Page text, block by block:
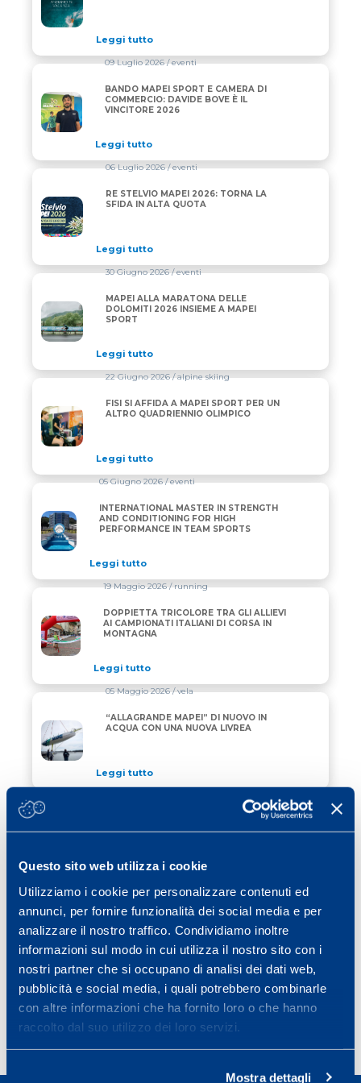
Questo sito web utilizza i cookie
Utilizziamo i cookie per personalizzare contenuti ed
annunci, per fornire funzionalità dei social media e per
analizzare il nostro traffico. Condividiamo inoltre
informazioni sul modo in cui utilizza il nostro sito con i
nostri partner che si occupano di analisi dei dati web,
pubblicità e social media, i quali potrebbero combinarle
con altre informazioni che ha fornito loro o che hanno
raccolto dal suo utilizzo dei loro servizi.
Mostra dettagli
Leggi tutto
BANDO MAPEI SPORT E CAMERA DI COMMERCIO:
09 Luglio 2026/ eventi
BANDO MAPEI SPORT E CAMERA DI
COMMERCIO: DAVIDE BOVE È IL
VINCITORE 2026
Leggi tutto
RE STELVIO MAPEI 2026: TORNA LA SFIDA IN ALTA
06 Luglio 2026/ eventi
RE STELVIO MAPEI 2026: TORNA LA
SFIDA IN ALTA QUOTA
Leggi tutto
MAPEI ALLA MARATONA DELLE DOLOMITI 2026
30 Giugno 2026/ eventi
MAPEI ALLA MARATONA DELLE
DOLOMITI 2026 INSIEME A MAPEI
SPORT
Leggi tutto
FISI SI AFFIDA A MAPEI SPORT PER UN ALTRO
22 Giugno 2026/ alpine skiing
FISI SI AFFIDA A MAPEI SPORT PER UN
ALTRO QUADRIENNIO OLIMPICO
Leggi tutto
INTERNATIONAL MASTER IN STRENGTH AND
05 Giugno 2026/ eventi
INTERNATIONAL MASTER IN STRENGTH
AND CONDITIONING FOR HIGH
PERFORMANCE IN TEAM SPORTS
Leggi tutto
DOPPIETTA TRICOLORE TRA GLI ALLIEVI AI
19 Maggio 2026/ running
DOPPIETTA TRICOLORE TRA GLI ALLIEVI
AI CAMPIONATI ITALIANI DI CORSA IN
MONTAGNA
Leggi tutto
“ALLAGRANDE MAPEI” DI NUOVO IN ACQUA CON
05 Maggio 2026/ vela
“ALLAGRANDE MAPEI” DI NUOVO IN
ACQUA CON UNA NUOVA LIVREA
Leggi tutto
JEREZ SCEGLIE MAPEI PER COLORARE CORDOLI,
JEREZ SCEGLIE MAPEI PER COLORARE
CORDOLI, GRIGLIA DI PARTENZA E VIE
MAPEI RINNOVA IL SUO IMPEGNO COME OFFICIAL
15 Aprile 2026
MAPEI RINNOVA IL SUO IMPEGNO COME
OFFICIAL SPONSOR DELLA STRAMILANO
2026
Leggi tutto